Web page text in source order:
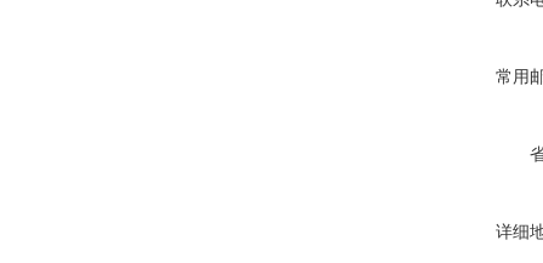
常用
详细